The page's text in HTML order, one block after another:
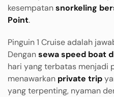
kesempatansnorkeling
Point.
Pinguin 1 Cruise adalah
Dengansewa speed boat
hari yang terbatas menjadi
menawarkan private trip
yang terpenting, nyaman